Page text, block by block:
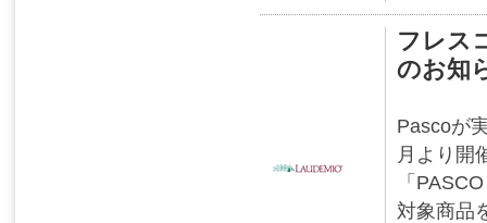
フレス
のお知
Pascoが
月より開
「
対象商品